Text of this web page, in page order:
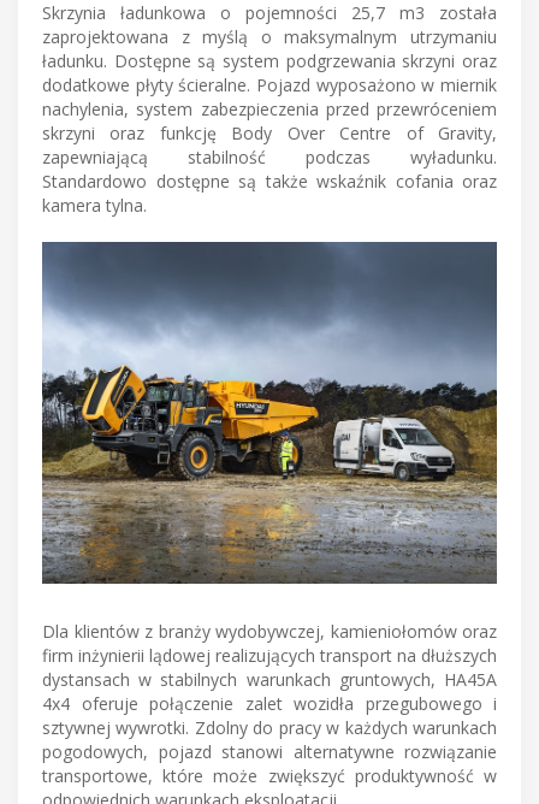
Skrzynia ładunkowa o pojemności 25,7 m3 została
zaprojektowana z myślą o maksymalnym utrzymaniu
ładunku. Dostępne są system podgrzewania skrzyni oraz
dodatkowe płyty ścieralne. Pojazd wyposażono w miernik
nachylenia, system zabezpieczenia przed przewróceniem
skrzyni oraz funkcję Body Over Centre of Gravity,
zapewniającą stabilność podczas wyładunku.
Standardowo dostępne są także wskaźnik cofania oraz
kamera tylna.
Dla klientów z branży wydobywczej, kamieniołomów oraz
firm inżynierii lądowej realizujących transport na dłuższych
dystansach w stabilnych warunkach gruntowych, HA45A
4x4 oferuje połączenie zalet wozidła przegubowego i
sztywnej wywrotki. Zdolny do pracy w każdych warunkach
pogodowych, pojazd stanowi alternatywne rozwiązanie
transportowe, które może zwiększyć produktywność w